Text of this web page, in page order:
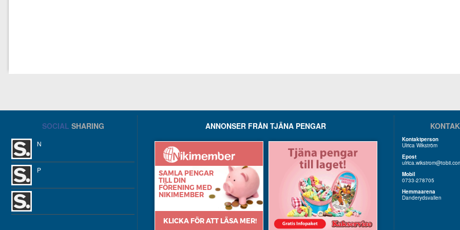
SOCIAL SHARING
N
P
ANNONSER FRÅN TJÄNA PENGAR
Kontaktperson
Ulrica Wikström
Epost
Mobil
0733-278705
Hemmaarena
Danderydsvallen